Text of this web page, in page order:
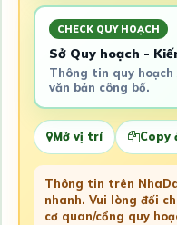
CHECK QUY HOẠCH
Sở Quy hoạch -
Thông tin quy
văn bản công bố.
Mở vị trí Copy
Thông tin trên
nhanh. Vui lòng đối
cơ quan/cổng quy